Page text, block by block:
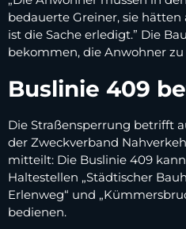
bedauerte Greiner, sie hätten
ist die Sache erledigt.” Die
bekommen, die Anwohner
Buslinie 409
Die Straßensperrung betrifft
der Zweckverband
mitteilt: Die Buslinie 409
Haltestellen „Städtischer
Erlenweg“ und
bedienen.